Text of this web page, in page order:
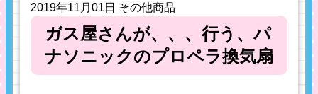
2019年11月01日 その他商品
ガス屋さんが、、、行う、パ
ナソニックのプロペラ換気扇